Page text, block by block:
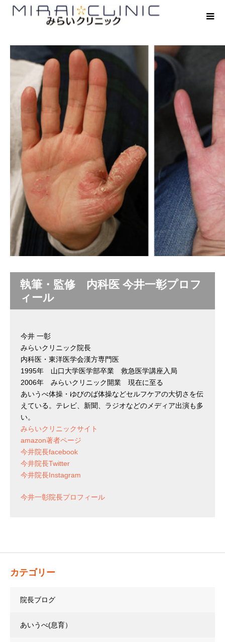
執筆・監修 内科医 今井一彰プロフ
ィール
今井 一彰
みらいクリニック院長
内科医・東洋医学会漢方専門医
1995年 山口大学医学部卒業 救急医学講座入局
2006年 みらいクリニック開業 現在に至る
あいうべ体操・ゆびのば体操などセルフケアの大切さを伝
えている。テレビ、新聞、ラジオなどのメディア出演も多
い。
みらいクリニックサイト
amazon著者ページ
今井院長facebook
今井院長Twitter
今井院長Instagram
今井一彰院長プロフィール
カテゴリー
院長ブログ
あいうべ(息育）